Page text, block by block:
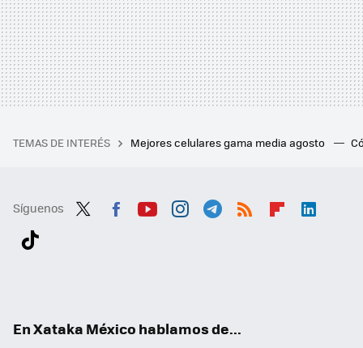
TEMAS DE INTERÉS Mejores celulares gama media agosto
Síguenos
En Xataka México hablamos de...